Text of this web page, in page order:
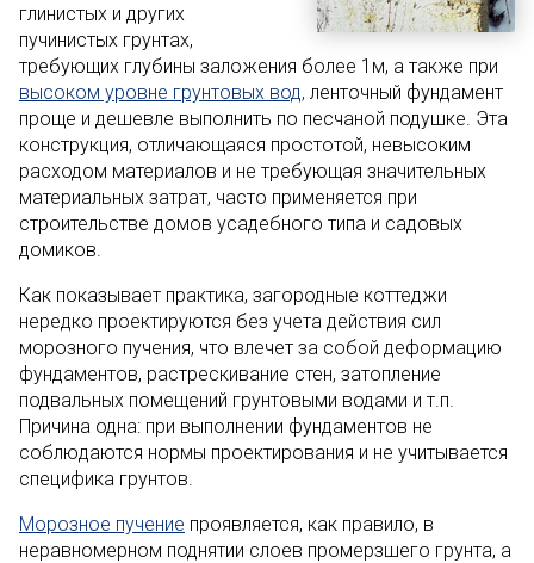
глинистых и других
пучинистых грунтах,
требующих глубины заложения более 1м, а также при
высоком уровне грунтовых вод, ленточный фундамент
проще и дешевле выполнить по песчаной подушке. Эта
конструкция, отличающаяся простотой, невысоким
расходом материалов и не требующая значительных
материальных затрат, часто применяется при
строительстве домов усадебного типа и садовых
домиков.
Как показывает практика, загородные коттеджи
нередко проектируются без учета действия сил
морозного пучения, что влечет за собой деформацию
фундаментов, растрескивание стен, затопление
подвальных помещений грунтовыми водами и т.п.
Причина одна: при выполнении фундаментов не
соблюдаются нормы проектирования и не учитывается
специфика грунтов.
Морозное пучение проявляется, как правило, в
неравномерном поднятии слоев промерзшего грунта, а